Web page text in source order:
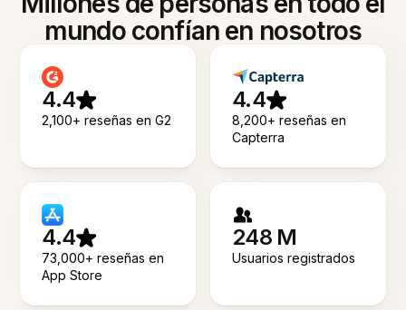
mundo confían en nosotros
4.4
2,100+ reseñas en G2
4.4
8,200+ reseñas en
Capterra
4.4
73,000+ reseñas en
App Store
248 M
Usuarios registrados